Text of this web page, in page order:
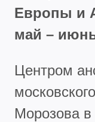
Европы и
май –
Центром
Морозова